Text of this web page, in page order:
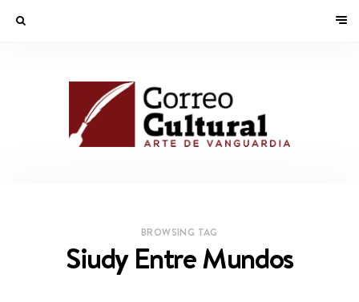
BROWSING TAG
Siudy Entre Mundos